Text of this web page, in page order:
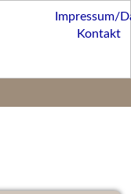
Impressum/
Kontakt